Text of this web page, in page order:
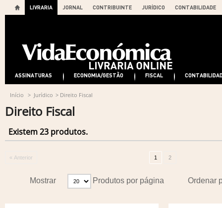
LIVRARIA JORNAL CONTRIBUINTE JURÍDICO CONTABILIDADE
ASSINATURAS ECONOMIA/GESTÃO FISCAL
Início > Jurídico > Direito Fiscal
Direito Fiscal
Existem 23 produtos.
« Anterior 1 2
Ordenar
Mostrar Produtos por página